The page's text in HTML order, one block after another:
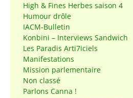
High & Fines Herbes saison 4
Humour drôle
IACM-Bulletin
Konbini – Interviews Sandwich
Les Paradis Arti7iciels
Manifestations
Mission parlementaire
Non classé
Parlons Canna !